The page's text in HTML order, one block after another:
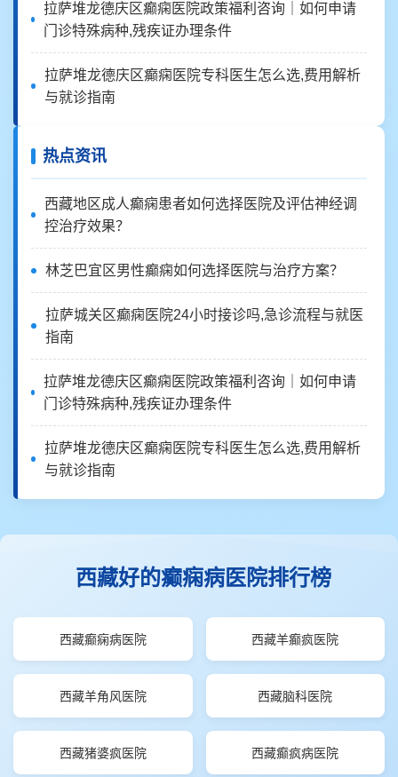
拉萨堆龙德庆区癫痫医院政策福利咨询｜如何申请
门诊特殊病种,残疾证办理条件
拉萨堆龙德庆区癫痫医院专科医生怎么选,费用解析
与就诊指南
热点资讯
西藏地区成人癫痫患者如何选择医院及评估神经调
控治疗效果？
林芝巴宜区男性癫痫如何选择医院与治疗方案？
拉萨城关区癫痫医院24小时接诊吗,急诊流程与就医
指南
拉萨堆龙德庆区癫痫医院政策福利咨询｜如何申请
门诊特殊病种,残疾证办理条件
拉萨堆龙德庆区癫痫医院专科医生怎么选,费用解析
与就诊指南
西藏好的癫痫病医院排行榜
西藏癫痫病医院 西藏羊癫疯医院
西藏羊角风医院 西藏脑科医院
西藏猪婆疯医院 西藏癫疯病医院